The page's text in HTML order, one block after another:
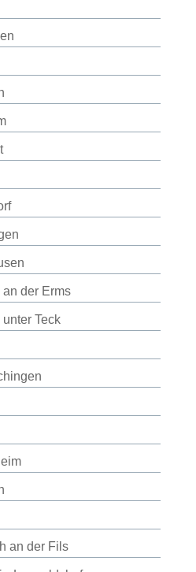
der Erms
Teck
an der Fils